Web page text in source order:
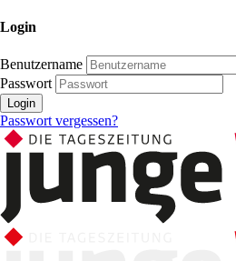
Login
Benutzername
Passwort
Login
Passwort vergessen?